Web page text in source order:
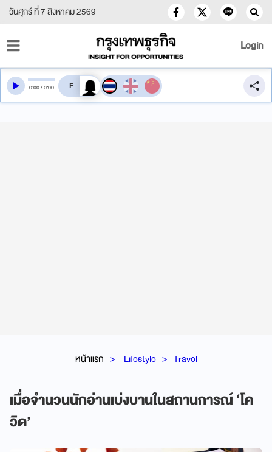
วันศุกร์ ที่ 7 สิงหาคม 2569
Login
หน้าแรก Lifestyle Travel
เมื่อจำนวนนักอ่านเบ่งบานในสถานการณ์ ‘โค
วิด’
0:00/0:00 สลับเสียงอ่าน